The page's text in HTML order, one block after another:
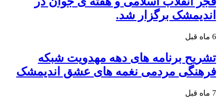
اندیمشک برگزار شد.
6 ماه قبل
تشریح برنامه های دهه مهدویت شبکه
فرهنگی مردمی نغمه های عشق اندیمشک
7 ماه قبل